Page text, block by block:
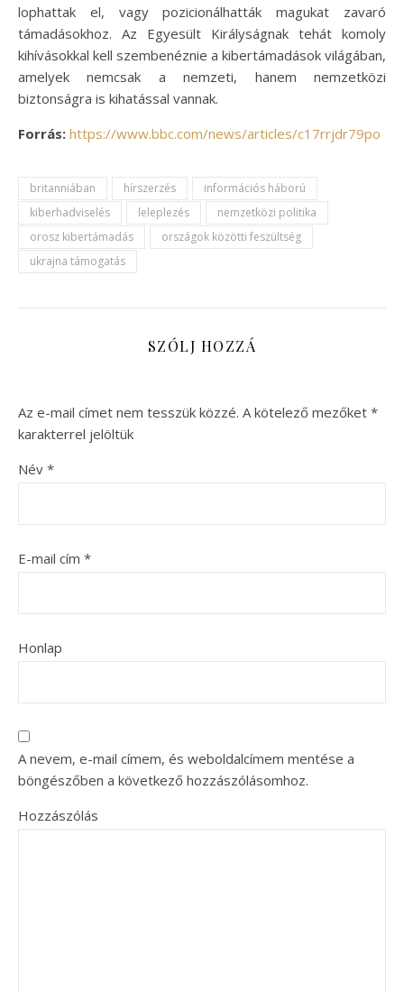
lophattak el, vagy pozicionálhatták magukat zavaró
támadásokhoz. Az Egyesült Királyságnak tehát komoly
kihívásokkal kell szembenéznie a kibertámadások világában,
amelyek nemcsak a nemzeti, hanem nemzetközi
biztonságra is kihatással vannak.
Forrás: https://www.bbc.com/news/articles/c17rrjdr79po
britanniában hírszerzés
információs háború
kiberhadviselés
leleplezés
nemzetközi politika
orosz kibertámadás
országok közötti feszültség
ukrajna támogatás
SZÓLJ HOZZÁ
Az e-mail címet nem tesszük közzé. A kötelező mezőket *
karakterrel jelöltük
Név *
E-mail cím *
Honlap
A nevem, e-mail címem, és weboldalcímem mentése a
böngészőben a következő hozzászólásomhoz.
Hozzászólás